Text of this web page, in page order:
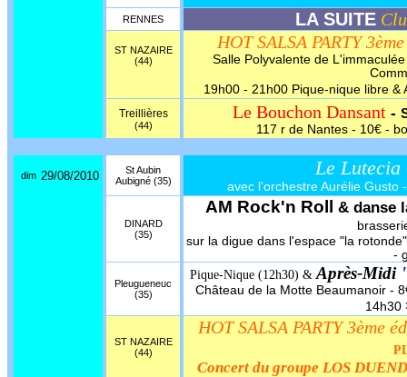
RENNES LA SUITE
ST NAZAIRE
(44)
HOT SALSA PARTY
Salle Polyvalente de
19h00 - 21h00 Pique-nique libre
Treillières
(44)
Le Bouchon Dansant -
117 r de Nantes - 10€ -
dim 29/08/2010
St Aubin
Aubigné (35)
Le Lutecia
avec l'orchestre Aurélie Gusto
DINARD
(35)
AM Rock'n Roll & danse
sur la digue dans l'espace "la
-
Pleugueneuc
(35)
Pique-Nique (12h30) &Après-Midi
Château de la Motte Beaumanoir -
14h30
ST NAZAIRE
(44)
HOT SALSA PARTY 3ème
Concert du groupe LOS